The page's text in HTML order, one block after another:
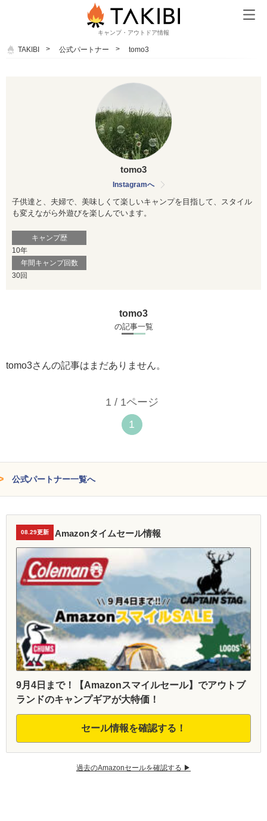
キャンプ・アウトドア情報
TAKIBI 公式パートナー tomo3
tomo3
Instagramへ
子供達と、夫婦で、美味しくて楽しいキャンプを目指して、スタイル
も変えながら外遊びを楽しんでいます。
キャンプ歴
10年
年間キャンプ回数
30回
tomo3
の記事一覧
tomo3さんの記事はまだありません。
1 / 1ページ
1
公式パートナー一覧へ
08.29更新 Amazonタイムセール情報
9月4日まで！【Amazonスマイルセール】でアウトブ
ランドのキャンプギアが大特価！
セール情報を確認する！
過去のAmazonセールを確認する ▶︎